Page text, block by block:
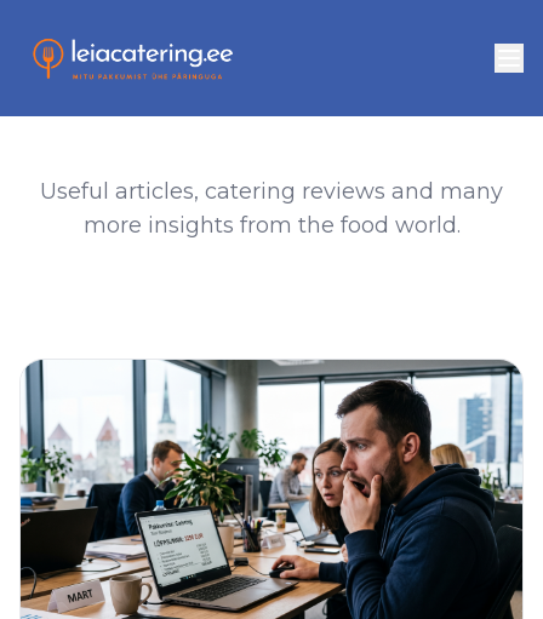
Useful articles, catering reviews and many
more insights from the food world.